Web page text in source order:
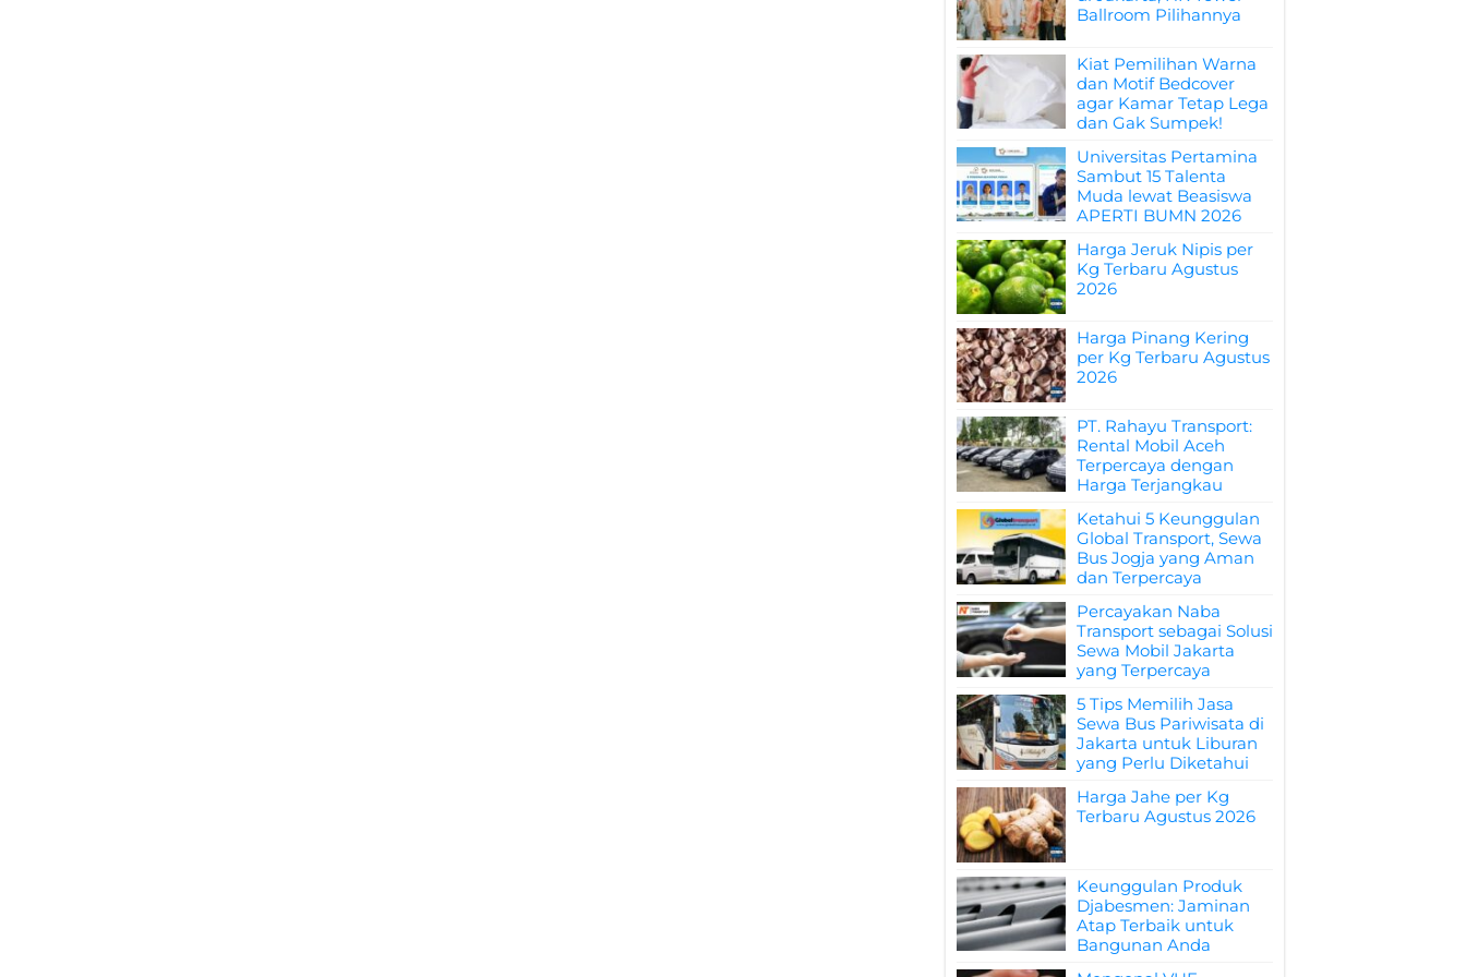
Ballroom Pilihannya
Kiat Pemilihan Warna
dan Motif Bedcover
agar Kamar Tetap Lega
dan Gak Sumpek!
Universitas Pertamina
Sambut 15 Talenta
Muda lewat Beasiswa
APERTI BUMN 2026
Harga Jeruk Nipis per
Kg Terbaru Agustus
2026
Harga Pinang Kering
per Kg Terbaru Agustus
2026
PT. Rahayu Transport:
Rental Mobil Aceh
Terpercaya dengan
Harga Terjangkau
Ketahui 5 Keunggulan
Global Transport, Sewa
Bus Jogja yang Aman
dan Terpercaya
Percayakan Naba
Transport sebagai Solusi
Sewa Mobil Jakarta
yang Terpercaya
5 Tips Memilih Jasa
Sewa Bus Pariwisata di
Jakarta untuk Liburan
yang Perlu Diketahui
Harga Jahe per Kg
Terbaru Agustus 2026
Keunggulan Produk
Djabesmen: Jaminan
Atap Terbaik untuk
Bangunan Anda